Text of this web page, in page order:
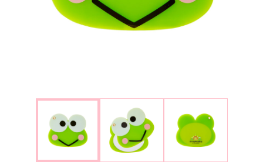
よくあるご質問 ニュース
公式SNS／アプリ
イベント